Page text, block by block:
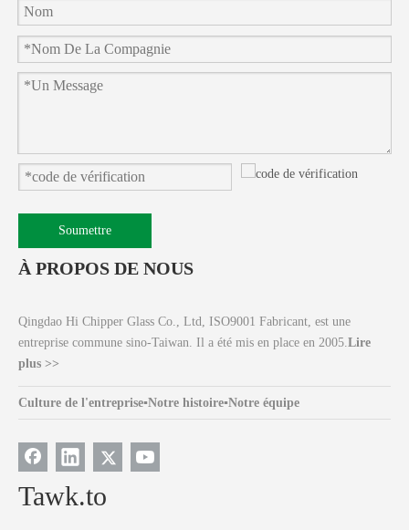
Soumettre
À PROPOS DE NOUS
Qingdao Hi Chipper Glass Co., Ltd, ISO9001 Fabricant, est une
entreprise commune sino-Taiwan. Il a été mis en place en 2005. Lire
plus >>
Culture de l'entreprise▪Notre histoire▪Notre équipe
Tawk.to